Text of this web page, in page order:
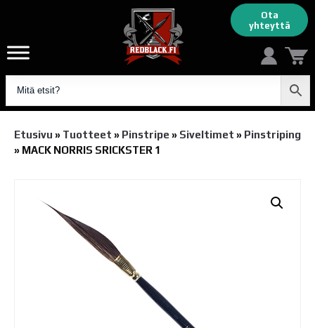
Ota
yhteyttä
Etusivu » Tuotteet » Pinstripe » Siveltimet » Pinstriping
» MACK NORRIS SRICKSTER 1